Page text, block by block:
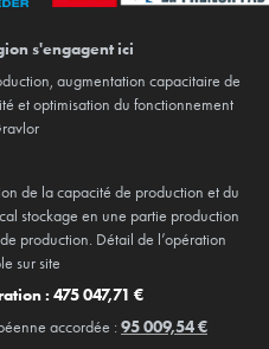
s'engagent ici
augmentation capacitaire de
et optimisation du fonctionnement
de la capacité de production et du
stockage en une partie production
production. Détail de l’opération
sur site
: 475 047,71 €
accordée : 95 009,54 €​​​​​​​